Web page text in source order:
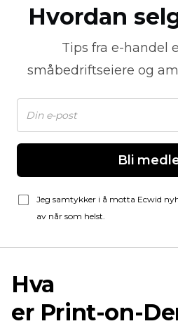
Hvordan
Tips fra e-handel
småbedriftseiere og
Bli
Jeg samtykker i å motta Ecwid
av når som helst.
Hva
er Print-on-